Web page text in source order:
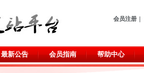
会员注册
最新公告 会员指南 帮助中心